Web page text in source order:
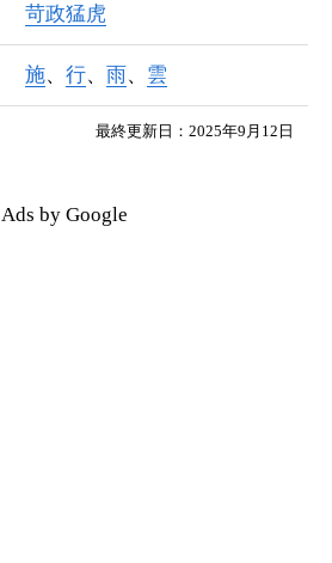
苛政猛虎
施、 行、 雨、 雲
最終更新日：2025年9月12日
Ads by Google